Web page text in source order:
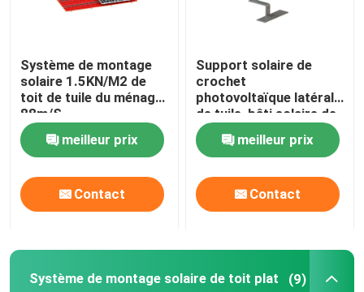
Système de montage solaire de toit de tuile
Système de montage solaire de toit plat
Système photovoltaïque de panneau solaire
Structure de montage solaire en aluminium
Parking de panneau solaire
Système de montage
solaire 1.5KN/M2 de
toit de tuile du ménage
88m/S
meilleur prix
Contact
Support solaire de
crochet
photovoltaïque latéral
de tuile, bâti solaire de
la tuile AL6005
meilleur prix
Contact
Système de montage solaire de toit plat (9)